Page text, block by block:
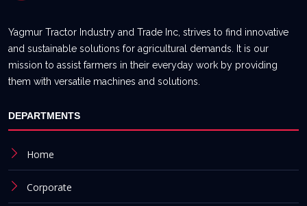
Yagmur Tractor Industry and Trade Inc, strives to find innovative
and sustainable solutions for agricultural demands. It is our
mission to assist farmers in their everyday work by providing
them with versatile machines and solutions.
DEPARTMENTS
Home
Corporate